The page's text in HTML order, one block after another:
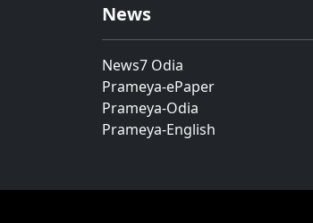
News
News7 Odia
Prameya-ePaper
Prameya-Odia
Prameya-English